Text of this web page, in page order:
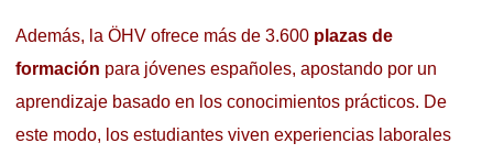
Además, la ÖHV ofrece más de 3.600 plazas de
formación para jóvenes españoles, apostando por un
aprendizaje basado en los conocimientos prácticos. De
este modo, los estudiantes viven experiencias laborales